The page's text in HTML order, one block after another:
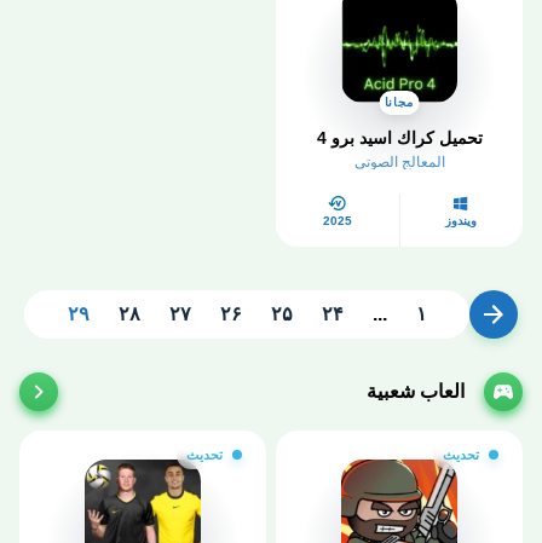
مجانا
تحميل كراك اسيد برو 4
المعالج الصوتي
ويندوز 2025
Previous
۱ ... ۲۴ ۲۵ ۲۶ ۲۷ ۲۸ ۲۹
العاب شعبية
تحديث تحديث